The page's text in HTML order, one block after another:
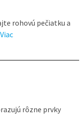
rohovú pečiatku a
Viac
rôzne prvky